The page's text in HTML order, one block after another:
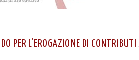
PER L'EROGAZIONE DI